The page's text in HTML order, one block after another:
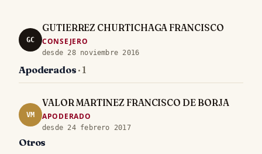
GC
GUTIERREZ CHURTICHAGA FRANCISCO
CONSEJERO
desde 28 noviembre 2016
Apoderados · 1
VM
VALOR MARTINEZ FRANCISCO DE BORJA
APODERADO
desde 24 febrero 2017
Otros